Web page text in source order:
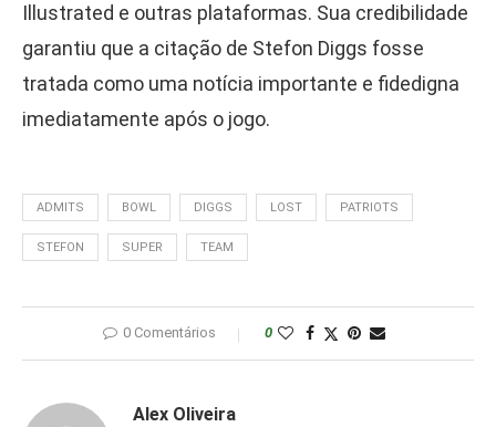
Illustrated e outras plataformas. Sua credibilidade
garantiu que a citação de Stefon Diggs fosse
tratada como uma notícia importante e fidedigna
imediatamente após o jogo.
ADMITS BOWL DIGGS LOST PATRIOTS
STEFON SUPER TEAM
0 Comentários 0
Alex Oliveira